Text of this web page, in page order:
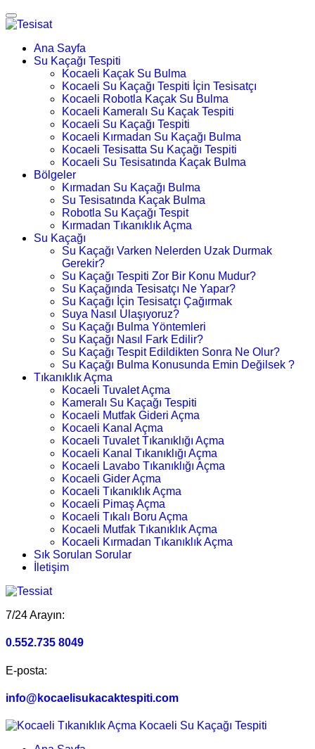
Ana Sayfa
Su Kaçağı Tespiti
Kocaeli Kaçak Su Bulma
Kocaeli Su Kaçağı Tespiti İçin Tesisatçı
Kocaeli Robotla Kaçak Su Bulma
Kocaeli Kameralı Su Kaçak Tespiti
Kocaeli Su Kaçağı Tespiti
Kocaeli Kırmadan Su Kaçağı Bulma
Kocaeli Tesisatta Su Kaçağı Tespiti
Kocaeli Su Tesisatında Kaçak Bulma
Bölgeler
Kırmadan Su Kaçağı Bulma
Su Tesisatında Kaçak Bulma
Robotla Su Kaçağı Tespit
Kırmadan Tıkanıklık Açma
Su Kaçağı
Su Kaçağı Varken Nelerden Uzak Durmak
Gerekir?
Su Kaçağı Tespiti Zor Bir Konu Mudur?
Su Kaçağında Tesisatçı Ne Yapar?
Su Kaçağı İçin Tesisatçı Çağırmak
Suya Nasıl Ulaşıyoruz?
Su Kaçağı Bulma Yöntemleri
Su Kaçağı Nasıl Fark Edilir?
Su Kaçağı Tespit Edildikten Sonra Ne Olur?
Su Kaçağı Bulma Konusunda Emin Değilsek ?
Tıkanıklık Açma
Kocaeli Tuvalet Açma
Kameralı Su Kaçağı Tespiti
Kocaeli Mutfak Gideri Açma
Kocaeli Kanal Açma
Kocaeli Tuvalet Tıkanıklığı Açma
Kocaeli Kanal Tıkanıklığı Açma
Kocaeli Lavabo Tıkanıklığı Açma
Kocaeli Gider Açma
Kocaeli Tıkanıklık Açma
Kocaeli Pimaş Açma
Kocaeli Tıkalı Boru Açma
Kocaeli Mutfak Tıkanıklık Açma
Kocaeli Kırmadan Tıkanıklık Açma
Sık Sorulan Sorular
İletişim
7/24 Arayın:
0.552.735 8049
E-posta:
info@kocaelisukacaktespiti.com